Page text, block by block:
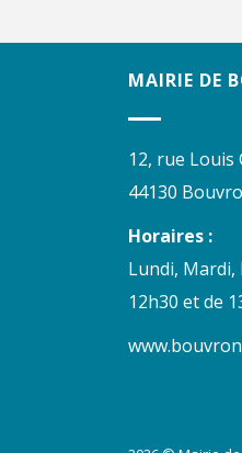
MAIRIE DE
12, rue Louis
44130
Horaires :
Lundi, Mardi,
12h30 et de